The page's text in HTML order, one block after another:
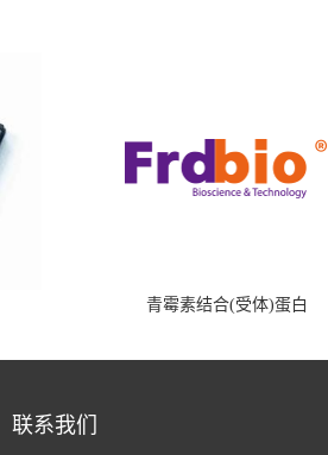
青霉素结合(受体)蛋白
联系我们